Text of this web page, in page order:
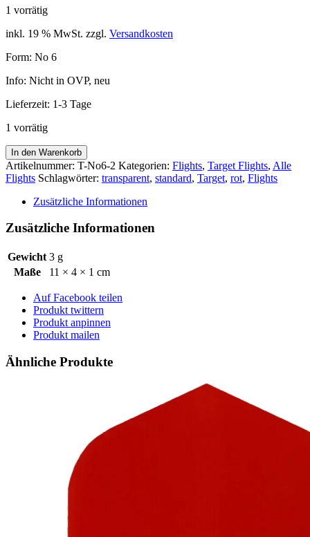
1 vorrätig
inkl. 19 % MwSt. zzgl. Versandkosten
Form: No 6
Info: Nicht in OVP, neu
Lieferzeit: 1-3 Tage
1 vorrätig
Target
Vision
Ultra
No6
schwarz
In den Warenkorb
Artikelnummer: T-No6-2 Kategorien: Flights, Target Flights, Alle
Flights Schlagwörter: transparent, standard, Target, rot, Flights
Zusätzliche Informationen
Zusätzliche Informationen
Gewicht 3 g
Maße
11 × 4 × 1 cm
Auf Facebook teilen
Produkt twittern
Produkt anpinnen
Produkt mailen
Ähnliche Produkte